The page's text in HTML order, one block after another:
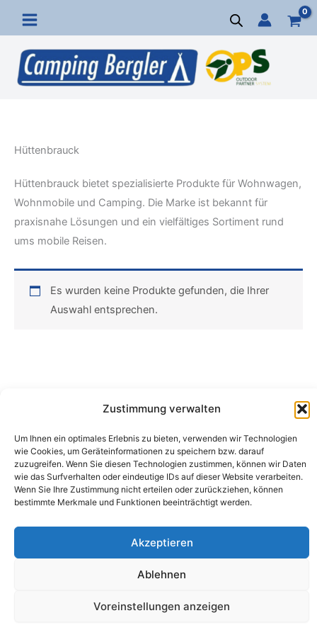
Zustimmung verwalten
Um Ihnen ein optimales Erlebnis zu bieten, verwenden wir Technologien
wie Cookies, um Geräteinformationen zu speichern bzw. darauf
zuzugreifen. Wenn Sie diesen Technologien zustimmen, können wir Daten
wie das Surfverhalten oder eindeutige IDs auf dieser Website verarbeiten.
Wenn Sie Ihre Zustimmung nicht erteilen oder zurückziehen, können
bestimmte Merkmale und Funktionen beeinträchtigt werden.
Akzeptieren
Ablehnen
Voreinstellungen anzeigen
Inhalt
springen
Hüttenbrauck
Hüttenbrauck bietet spezialisierte Produkte für Wohnwagen,
Wohnmobile und Camping. Die Marke ist bekannt für
praxisnahe Lösungen und ein vielfältiges Sortiment rund
ums mobile Reisen.
Es wurden keine Produkte gefunden, die Ihrer
Auswahl entsprechen.
Camping Bergler GmbH
Peter-Leardi-Weg 4, 8054 Graz
Steiermark / Österreich​
+43 316 225711
info@campingbergler.at​
Schlichtungsstelle
Datenschutzerklärung
Cookie-Richtlinie (EU)